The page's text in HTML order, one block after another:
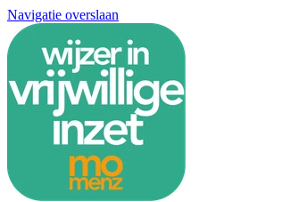
Navigatie overslaan